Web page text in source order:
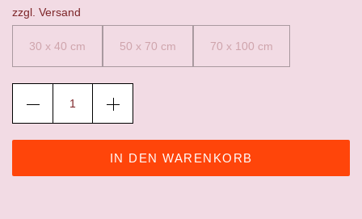
zzgl. Versand
30 x 40 cm 50 x 70 cm 70 x 100 cm
IN DEN WARENKORB